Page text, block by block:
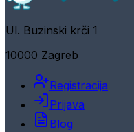
Ul. Buzinski krči 1
10000 Zagreb
Registracija
Prijava
Blog